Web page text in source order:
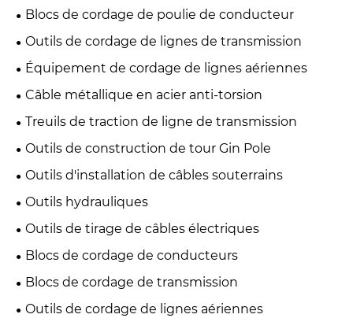
Blocs de cordage de poulie de conducteur
Outils de cordage de lignes de transmission
Équipement de cordage de lignes aériennes
Câble métallique en acier anti-torsion
Treuils de traction de ligne de transmission
Outils de construction de tour Gin Pole
Outils d'installation de câbles souterrains
Outils hydrauliques
Outils de tirage de câbles électriques
Blocs de cordage de conducteurs
Blocs de cordage de transmission
Outils de cordage de lignes aériennes